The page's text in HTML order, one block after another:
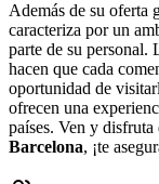
Además de su oferta
caracteriza por un
parte de su personal.
hacen que cada
oportunidad de
ofrecen una
países. Ven y disfruta
Barcelona, ¡te